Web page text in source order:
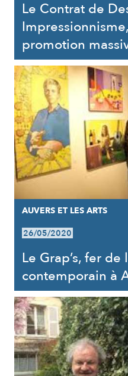
Le Contrat de
promotion
AUVERS ET LES ARTS
26/05/2020
Le Grap’s, fer de
contemporain à